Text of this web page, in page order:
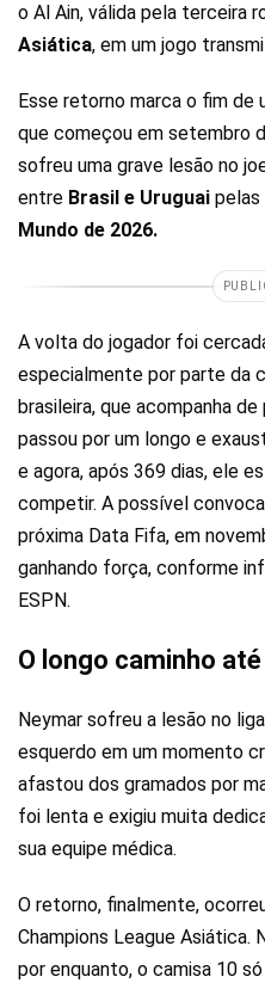
o Al Ain, válida pela terceira
Asiática, em um jogo
Esse retorno marca o fim de
que começou em setembro
sofreu uma grave lesão no
entre Brasil e Uruguai pelas
Mundo de 2026.
A volta do jogador foi
especialmente por parte da
brasileira, que acompanha
passou por um longo e
e agora, após 369 dias, ele
competir. A possível
próxima Data Fifa, em
ganhando força, conforme
ESPN.
O longo caminho
Neymar sofreu a lesão no
esquerdo em um momento
afastou dos gramados por
foi lenta e exigiu muita
sua equipe médica.
O retorno, finalmente,
Champions League Asiática.
por enquanto, o camisa 10